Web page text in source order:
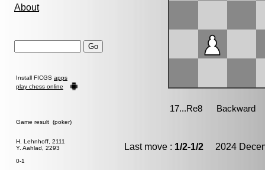
About
Install FICGS apps
play chess online
Game result (poker)
H. Lehnhoff, 2111
Y. Aahlad, 2293
0-1
Last move : 1/2-1/2 2024